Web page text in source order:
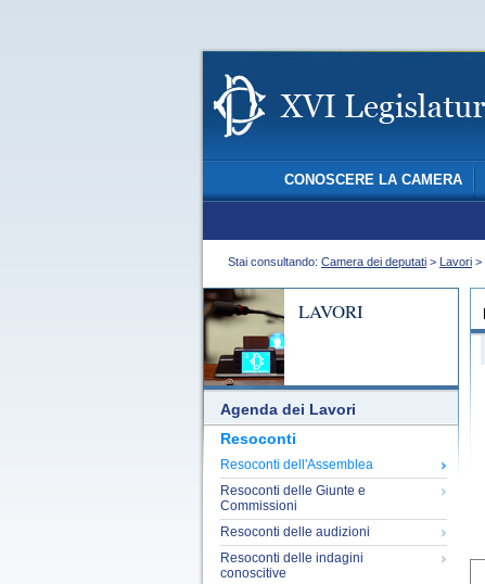
CONOSCERE LA CAMERA
Stai consultando: Camera dei deputati > Lavori >
LAVORI
Agenda dei Lavori
Resoconti
Resoconti dell'Assemblea
Resoconti delle Giunte e
Commissioni
Resoconti delle audizioni
Resoconti delle indagini
conoscitive